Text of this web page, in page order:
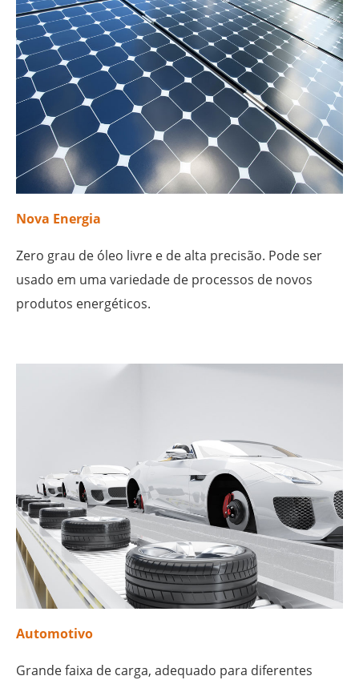
Nova Energia
Zero grau de óleo livre e de alta precisão. Pode ser
usado em uma variedade de processos de novos
produtos energéticos.
Automotivo
Grande faixa de carga, adequado para diferentes